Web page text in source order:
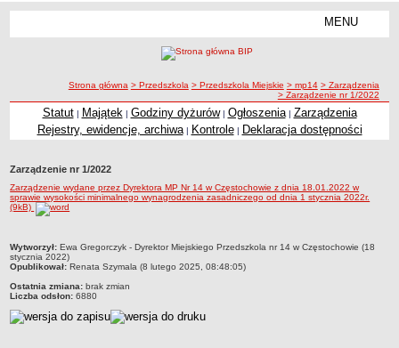
MENU
Zespoły Szkół
Techniczne Zakłady Naukowe
Przedszkola Miejskie
ARCHIWUM SZKÓŁ I PLACÓWEK
Zlikwidowane gimnazja
Wielofunkcyjna Placówka
Specjalny Ośrodek nr 1
Specjalny Ośrodek nr 5
ścieżka nawigacji
Strona główna > Przedszkola > Przedszkola Miejskie > mp14 > Zarządzenia
> Zarządzenie nr 1/2022
Statut| Majątek | Godziny dyżurów| Ogłoszenia| Zarządzenia
Rejestry, ewidencje, archiwa| Kontrole| Deklaracja dostępności
Zarządzenie nr 1/2022
Zarządzenie wydane przez Dyrektora MP Nr 14 w Częstochowie z dnia 18.01.2022 w
sprawie wysokości minimalnego wynagrodzenia zasadniczego od dnia 1 stycznia 2022r.
(9kB)
metryczka
Wytworzył: Ewa Gregorczyk - Dyrektor Miejskiego Przedszkola nr 14 w Częstochowie (18
stycznia 2022)
Opublikował: Renata Szymala (8 lutego 2025, 08:48:05)
Ostatnia zmiana: brak zmian
Liczba odsłon: 6880